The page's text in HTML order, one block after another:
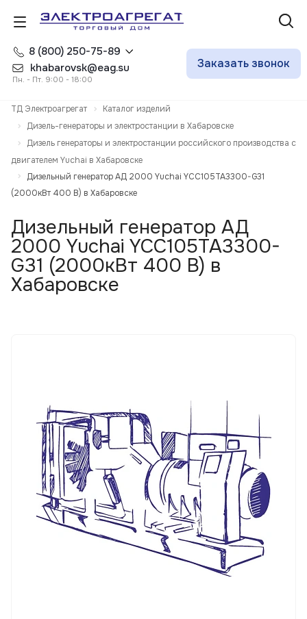
8 (800) 250-75-89
khabarovsk@eag.su
Пн. - Пт. 9:00 - 18:00
Заказать звонок
ТД Электроагрегат
Каталог изделий
Дизель-генераторы и электростанции в Хабаровске
Дизель генераторы и электростанции российского производства с
двигателем Yuchai в Хабаровске
Дизельный генератор АД 2000 Yuchai YCC105TA3300-G31
(2000кВт 400 В) в Хабаровске
Дизельный генератор АД
2000 Yuchai YCC105TA3300-
G31 (2000кВт 400 В) в
Хабаровске